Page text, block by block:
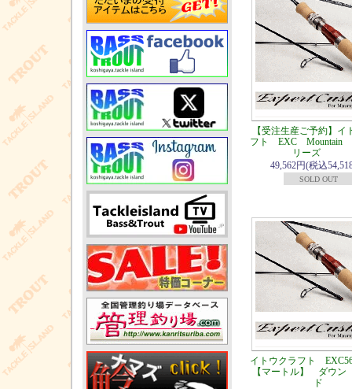
【受注生産ご予約】イ
フト EXC Mountain
リーズ
49,562円(税込
SOLD OUT
イトウクラフト
【マートル】 ダウ
ド